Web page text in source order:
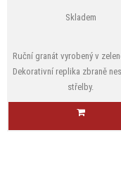
Skladem
Ruční granát vyrobený v
Dekorativní replika zbraně
střelby.